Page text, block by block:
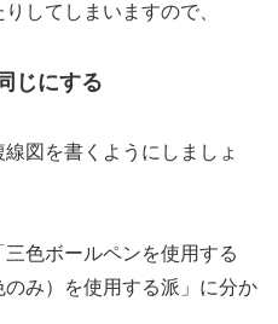
してしまいますので、
じにする
図を書くようにしましょ
色ボールペンを使用する
み）を使用する派」に分か